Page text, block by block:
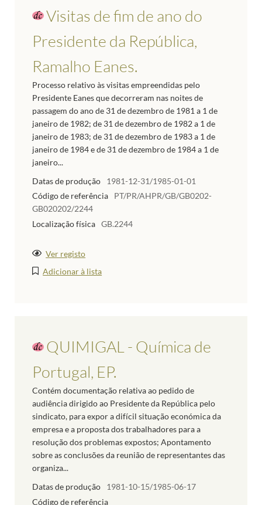
Visitas de fim de ano do
Presidente da República,
Ramalho Eanes.
Processo relativo às visitas empreendidas pelo
Presidente Eanes que decorreram nas noites de
passagem do ano de 31 de dezembro de 1981 a 1 de
janeiro de 1982; de 31 de dezembro de 1982 a 1 de
janeiro de 1983; de 31 de dezembro de 1983 a 1 de
janeiro de 1984 e de 31 de dezembro de 1984 a 1 de
janeiro...
Datas de produção
1981-12-31/1985-01-01
Código de referência
PT/PR/AHPR/GB/GB0202-
GB020202/2244
Localização física GB.2244
Ver registo
Adicionar à lista
QUIMIGAL - Química de
Portugal, EP.
Contém documentação relativa ao pedido de
audiência dirigido ao Presidente da República pelo
sindicato, para expor a difícil situação económica da
empresa e a proposta dos trabalhadores para a
resolução dos problemas expostos; Apontamento
sobre as conclusões da reunião de representantes das
organiza...
Datas de produção
1981-10-15/1985-06-17
Código de referência